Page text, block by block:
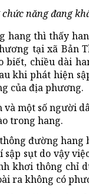
năng đang
hang thì thấy
tại xã Bản
biết, chiều dài
khi phát hiện
của địa phương.
và một số người
trong hang.
đường hang
sụt do vậy
khơi thông chỉ
ra không có